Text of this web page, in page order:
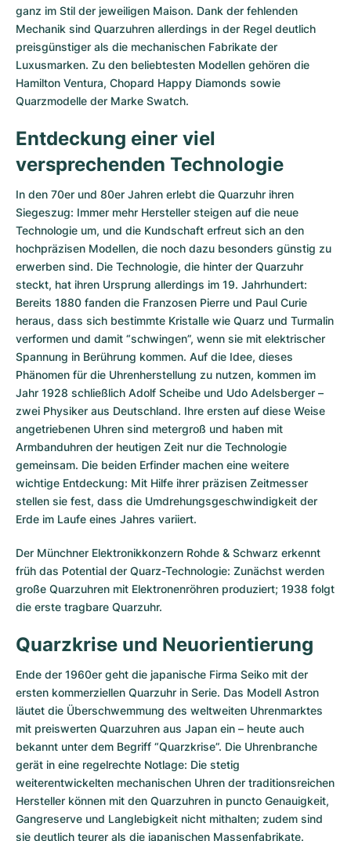
ganz im Stil der jeweiligen Maison. Dank der fehlenden
Mechanik sind Quarzuhren allerdings in der Regel deutlich
preisgünstiger als die mechanischen Fabrikate der
Luxusmarken. Zu den beliebtesten Modellen gehören die
Hamilton Ventura, Chopard Happy Diamonds sowie
Quarzmodelle der Marke Swatch.
Entdeckung einer viel
versprechenden Technologie
In den 70er und 80er Jahren erlebt die Quarzuhr ihren
Siegeszug: Immer mehr Hersteller steigen auf die neue
Technologie um, und die Kundschaft erfreut sich an den
hochpräzisen Modellen, die noch dazu besonders günstig zu
erwerben sind. Die Technologie, die hinter der Quarzuhr
steckt, hat ihren Ursprung allerdings im 19. Jahrhundert:
Bereits 1880 fanden die Franzosen Pierre und Paul Curie
heraus, dass sich bestimmte Kristalle wie Quarz und Turmalin
verformen und damit “schwingen”, wenn sie mit elektrischer
Spannung in Berührung kommen. Auf die Idee, dieses
Phänomen für die Uhrenherstellung zu nutzen, kommen im
Jahr 1928 schließlich Adolf Scheibe und Udo Adelsberger –
zwei Physiker aus Deutschland. Ihre ersten auf diese Weise
angetriebenen Uhren sind metergroß und haben mit
Armbanduhren der heutigen Zeit nur die Technologie
gemeinsam. Die beiden Erfinder machen eine weitere
wichtige Entdeckung: Mit Hilfe ihrer präzisen Zeitmesser
stellen sie fest, dass die Umdrehungsgeschwindigkeit der
Erde im Laufe eines Jahres variiert.
Der Münchner Elektronikkonzern Rohde & Schwarz erkennt
früh das Potential der Quarz-Technologie: Zunächst werden
große Quarzuhren mit Elektronenröhren produziert; 1938 folgt
die erste tragbare Quarzuhr.
Quarzkrise und Neuorientierung
Ende der 1960er geht die japanische Firma Seiko mit der
ersten kommerziellen Quarzuhr in Serie. Das Modell Astron
läutet die Überschwemmung des weltweiten Uhrenmarktes
mit preiswerten Quarzuhren aus Japan ein – heute auch
bekannt unter dem Begriff “Quarzkrise”. Die Uhrenbranche
gerät in eine regelrechte Notlage: Die stetig
weiterentwickelten mechanischen Uhren der traditionsreichen
Hersteller können mit den Quarzuhren in puncto Genauigkeit,
Gangreserve und Langlebigkeit nicht mithalten; zudem sind
sie deutlich teurer als die japanischen Massenfabrikate.